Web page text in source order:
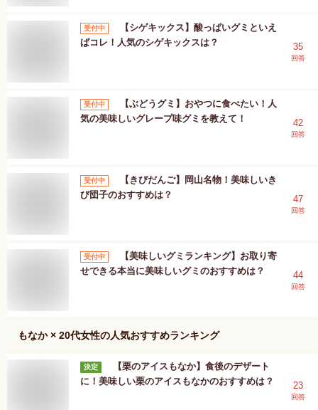
受付中
【シゲキックス】酸っぱいグミといえ
ばコレ！人気のシゲキックスは？
35
回答
受付中
【ぶどうグミ】おやつに食べたい！人
気の美味しいグレープ味グミを教えて！
42
回答
受付中
【きびだんご】岡山名物！美味しいき
び団子のおすすめは？
47
回答
受付中
【美味しいグミランキング】お取り寄
せできる本当に美味しいグミのおすすめは？
44
回答
もなか × 20代女性の人気おすすめランキング
決定
【栗のアイスもなか】食後のデザート
に！美味しい栗のアイスもなかのおすすめは？
23
回答